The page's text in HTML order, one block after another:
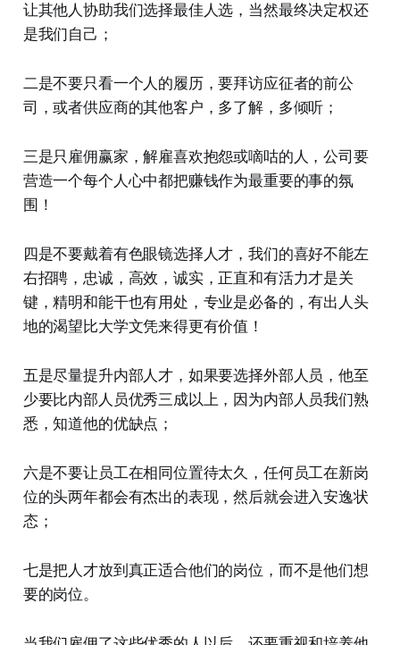
让其他人协助我们选择最佳人选，当然最终决定权还
是我们自己；
二是不要只看一个人的履历，要拜访应征者的前公
司，或者供应商的其他客户，多了解，多倾听；
三是只雇佣赢家，解雇喜欢抱怨或嘀咕的人，公司要
营造一个每个人心中都把赚钱作为最重要的事的氛
围！
四是不要戴着有色眼镜选择人才，我们的喜好不能左
右招聘，忠诚，高效，诚实，正直和有活力才是关
键，精明和能干也有用处，专业是必备的，有出人头
地的渴望比大学文凭来得更有价值！
五是尽量提升内部人才，如果要选择外部人员，他至
少要比内部人员优秀三成以上，因为内部人员我们熟
悉，知道他的优缺点；
六是不要让员工在相同位置待太久，任何员工在新岗
位的头两年都会有杰出的表现，然后就会进入安逸状
态；
七是把人才放到真正适合他们的岗位，而不是他们想
要的岗位。